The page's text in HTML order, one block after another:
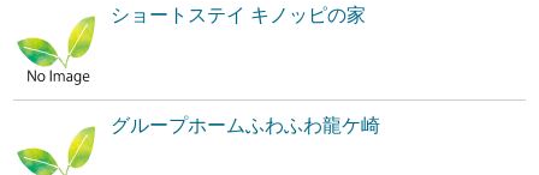
ショートステイ キノッピの家
グループホームふわふわ龍ケ崎